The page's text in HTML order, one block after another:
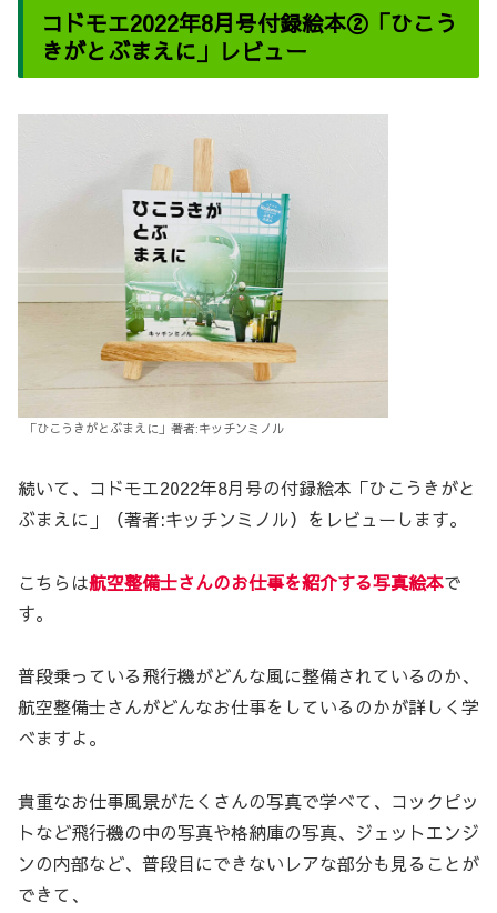
コドモエ2022年8月号付録絵本②「ひこう
きがとぶまえに」レビュー
「ひこうきがとぶまえに」著者:キッチンミノル
続いて、コドモエ2022年8月号の付録絵本「ひこうきがと
ぶまえに」（著者:キッチンミノル）をレビューします。
こちらは航空整備士さんのお仕事を紹介する写真絵本で
す。
普段乗っている飛行機がどんな風に整備されているのか、
航空整備士さんがどんなお仕事をしているのかが詳しく学
べますよ。
貴重なお仕事風景がたくさんの写真で学べて、コックピッ
トなど飛行機の中の写真や格納庫の写真、ジェットエンジ
ンの内部など、普段目にできないレアな部分も見ることが
できて、